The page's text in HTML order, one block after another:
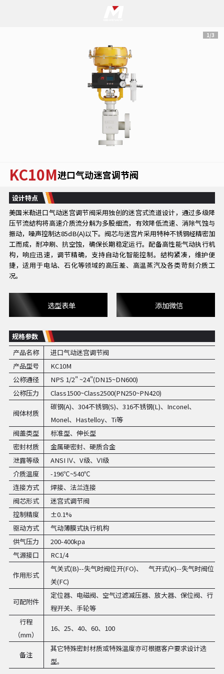
1/3
KC10M进口气动迷宫调节阀
设计特点
美国米勒进口气动迷宫调节阀采用独创的迷宫式流道设计，通过多级降
压节流结构将高速介质流分解为多股细流，有效降低流速、消除气蚀与
振动，噪声控制达85dB(A)以下。阀芯与迷宫片采用特种不锈钢经精密加
工而成，耐冲刷、抗空蚀，确保长期稳定运行。配备高性能气动执行机
构，响应迅速，调节精确，支持自动化智能控制。结构紧凑，维护便
捷，适用于电站、石化等领域的高压差、高温蒸汽及各类苛刻介质工
况。
选型表单 添加微信
规格参数
产品名称
进口气动迷宫调节阀
产品型号
KC10M
公称通径
NPS 1/2" ~24"(DN15~DN600)
公称压力
Class1500~Class2500(PN250~PN420)
阀体材质
碳钢(A)、304不锈钢(S)、316不锈钢(L)、Inconel、
Monel、Hastelloy、Ti等
阀盖类型
标准型、伸长型
密封材质
金属硬密封、硬质合金
泄露等级
ANSI Ⅳ、V级、Ⅵ级
介质温度
-196℃~540℃
连接方式
焊接、法兰连接
阀芯形式
迷宫式调节阀
控制精度
±0.1%
驱动方式
气动薄膜式执行机构
供气压力
200-400kpa
气源接口
RC1/4
作用形式
气关式(B)--失气时阀位开(FO)、 气开式(K)--失气时阀位
关(FC)
可配附件
定位器、电磁阀、空气过滤减压器、放大器、保位阀、行
程开关、手轮等
行程
（mm）
16、25、40、60、100
备注
其它特殊密封材质或特殊温度亦可根据客户要求设计选
型。